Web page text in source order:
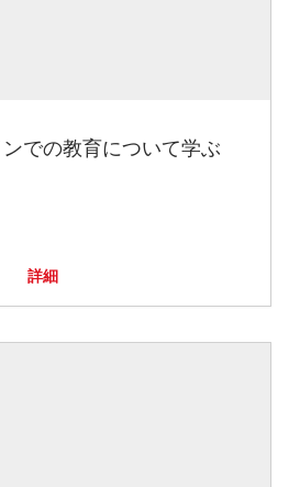
での教育について学ぶ
詳細